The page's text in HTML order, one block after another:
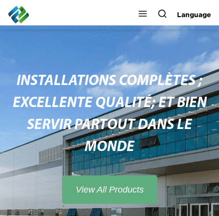
Language
INSTALLATIONS COMPLÈTES ;
EXCELLENTE QUALITÉ; ET BIEN
SERVIR PARTOUT DANS LE
MONDE
View All Products